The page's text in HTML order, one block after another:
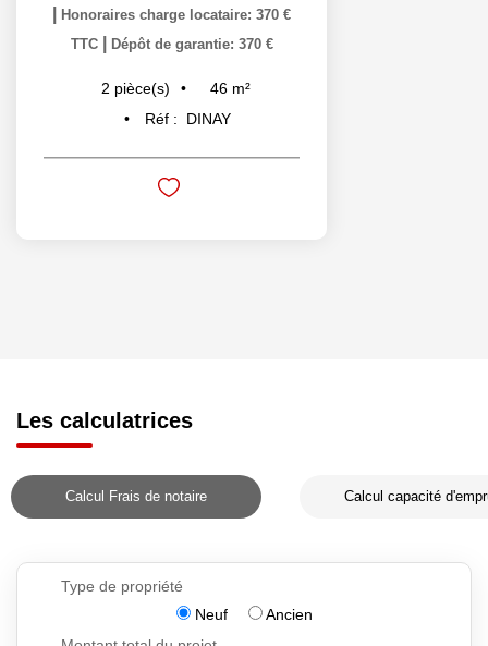
Honoraires charge locataire: 370 €
TTC
Dépôt de garantie: 370 €
2 pièce(s) 46 m²
Réf :
DINAY
Les calculatrices
Calcul Frais de notaire Calcul capacité